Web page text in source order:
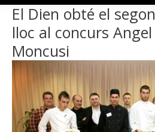
El Dien obté el segon
lloc al concurs Angel
Moncusi